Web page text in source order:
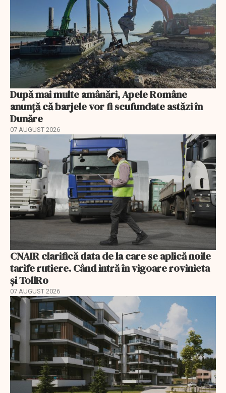
După mai multe amânări, Apele Române
anunță că barjele vor fi scufundate astăzi în
Dunăre
07 AUGUST 2026
CNAIR clarifică data de la care se aplică noile
tarife rutiere. Când intră în vigoare rovinieta
și TollRo
07 AUGUST 2026